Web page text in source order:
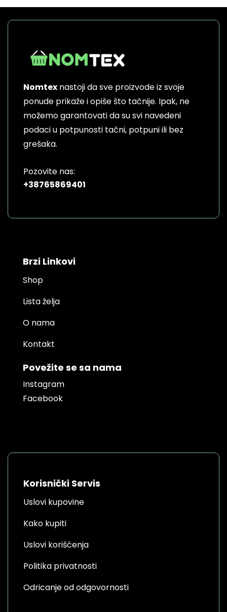
Nomtex nastoji da sve proizvode iz svoje
ponude prikaže i opiše što tačnije. Ipak, ne
možemo garantovati da su svi navedeni
podaci u potpunosti tačni, potpuni ili bez
grešaka.
Pozovite nas:
+38765869401
Brzi Linkovi
Shop
Lista želja
O nama
Kontakt
Povežite se sa nama
Instagram
Facebook
Korisnički Servis
Uslovi kupovine
Kako kupiti
Uslovi korišćenja
Politika privatnosti
Odricanje od odgovornosti